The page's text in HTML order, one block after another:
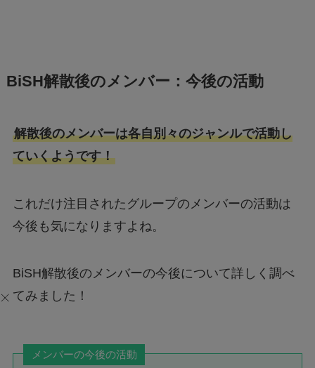
BiSH解散後のメンバー：今後の活動
解散後のメンバーは各自別々のジャンルで活動し
ていくようです！
これだけ注目されたグループのメンバーの活動は
今後も気になりますよね。
BiSH解散後のメンバーの今後について詳しく調べ
てみました！
メンバーの今後の活動